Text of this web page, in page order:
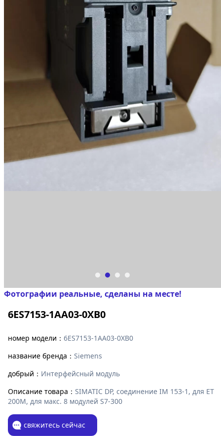
Фотографии реальные, сделаны на месте!
6ES7153-1AA03-0XB0
номер модели： 6ES7153-1AA03-0XB0
название бренда： Siemens
добрый： Интерфейсный модуль
Описание товара： SIMATIC DP, соединение IM 153-1, для ET
200M, для макс. 8 модулей S7-300
свяжитесь сейчас